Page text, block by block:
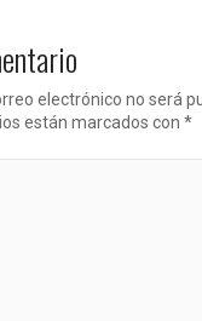
electrónico no será
están marcados con *